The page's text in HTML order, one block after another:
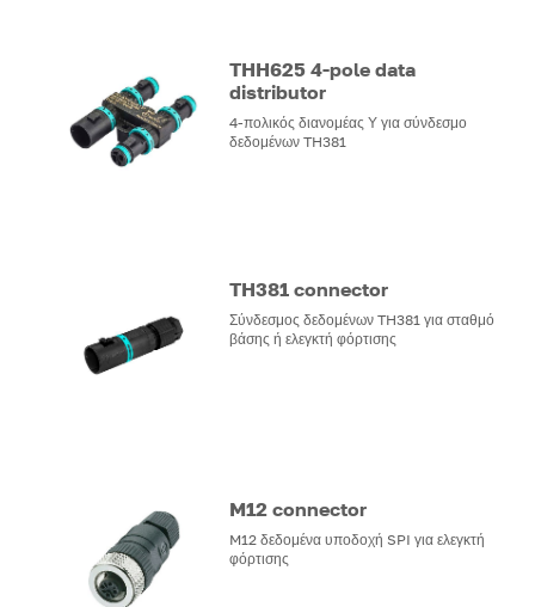
THH625 4-pole data
distributor
4-πολικός διανομέας Υ για σύνδεσμο
δεδομένων TH381
TH381 connector
Σύνδεσμος δεδομένων TH381 για σταθμό
βάσης ή ελεγκτή φόρτισης
M12 connector
M12 δεδομένα υποδοχή SPI για ελεγκτή
φόρτισης